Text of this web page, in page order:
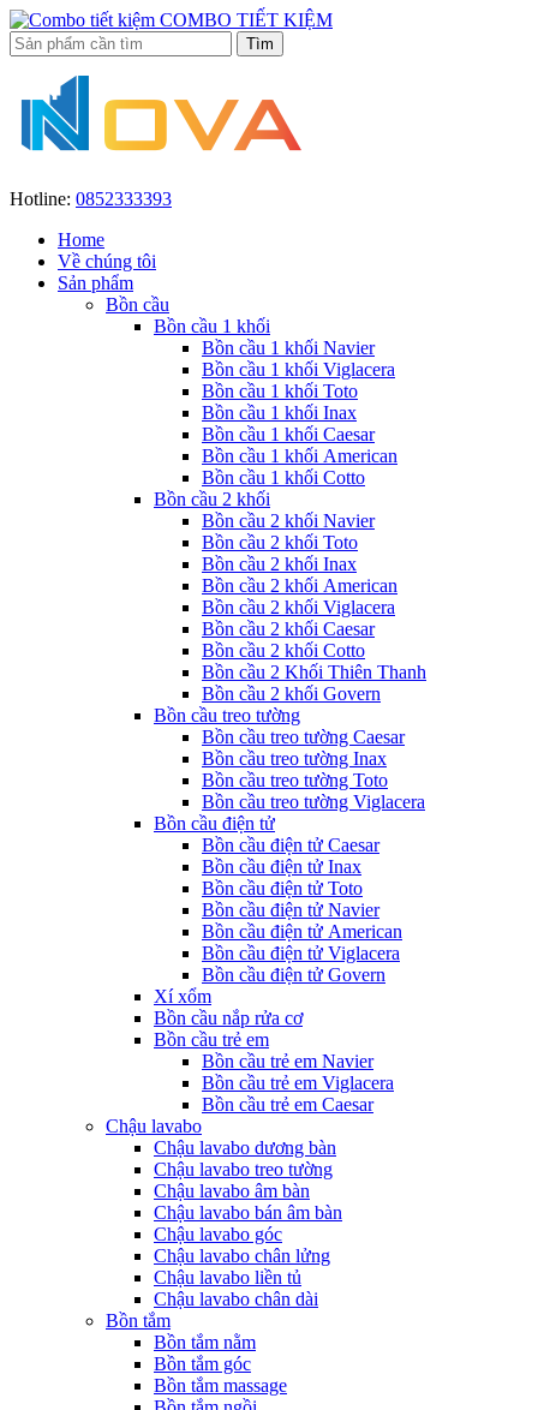
COMBO TIẾT KIỆM
Hotline: 0852333393
Home
Về chúng tôi
Sản phẩm
Bồn cầu
Bồn cầu 1 khối
Bồn cầu 1 khối Navier
Bồn cầu 1 khối Viglacera
Bồn cầu 1 khối Toto
Bồn cầu 1 khối Inax
Bồn cầu 1 khối Caesar
Bồn cầu 1 khối American
Bồn cầu 1 khối Cotto
Bồn cầu 2 khối
Bồn cầu 2 khối Navier
Bồn cầu 2 khối Toto
Bồn cầu 2 khối Inax
Bồn cầu 2 khối American
Bồn cầu 2 khối Viglacera
Bồn cầu 2 khối Caesar
Bồn cầu 2 khối Cotto
Bồn cầu 2 Khối Thiên Thanh
Bồn cầu 2 khối Govern
Bồn cầu treo tường
Bồn cầu treo tường Caesar
Bồn cầu treo tường Inax
Bồn cầu treo tường Toto
Bồn cầu treo tường Viglacera
Bồn cầu điện tử
Bồn cầu điện tử Caesar
Bồn cầu điện tử Inax
Bồn cầu điện tử Toto
Bồn cầu điện tử Navier
Bồn cầu điện tử American
Bồn cầu điện tử Viglacera
Bồn cầu điện tử Govern
Xí xổm
Bồn cầu nắp rửa cơ
Bồn cầu trẻ em
Bồn cầu trẻ em Navier
Bồn cầu trẻ em Viglacera
Bồn cầu trẻ em Caesar
Chậu lavabo
Chậu lavabo dương bàn
Chậu lavabo treo tường
Chậu lavabo âm bàn
Chậu lavabo bán âm bàn
Chậu lavabo góc
Chậu lavabo chân lửng
Chậu lavabo liền tủ
Chậu lavabo chân dài
Bồn tắm
Bồn tắm nằm
Bồn tắm góc
Bồn tắm massage